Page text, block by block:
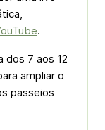
.
dos 7 aos 12
ampliar o
passeios